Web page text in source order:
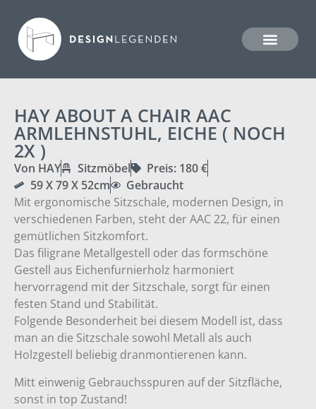
HAY ABOUT A CHAIR AAC
ARMLEHNSTUHL, EICHE ( NOCH
2X )
Von HAY Sitzmöbel
Preis: 180 €
59 X 79 X 52cm
Gebraucht
Mit ergonomische Sitzschale, modernen Design, in
verschiedenen Farben, steht der AAC 22, für einen
gemütlichen Sitzkomfort.
Das filigrane Metallgestell oder das formschöne
Gestell aus Eichenfurnierholz harmoniert
hervorragend mit der Sitzschale, sorgt für einen
festen Stand und Stabilität.
Folgende Besonderheit bei diesem Modell ist, dass
man an die Sitzschale sowohl Metall als auch
Holzgestell beliebig dranmontierenen kann.
Mitt einwenig Gebrauchsspuren auf der Sitzfläche,
sonst in top Zustand!